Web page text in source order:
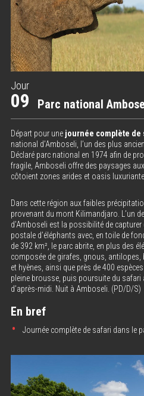
Jour
09 Parc national
Départ pour une journée complète de
national d’Amboseli, l’un des plus
Déclaré parc national en 1974 afin de
fragile, Amboseli offre des paysages
côtoient zones arides et oasis
Dans cette région aux faibles
provenant du mont Kilimandjaro. L’un
d’Amboseli est la possibilité de
postale d’éléphants avec, en toile de
de 392 km², le parc abrite, en plus des
composée de girafes, gnous,
et hyènes, ainsi que près de 400
pleine brousse, puis poursuite du safari
d’après-midi. Nuit à Amboseli. (PD/D/S)
En bref
Journée complète de safari dans le